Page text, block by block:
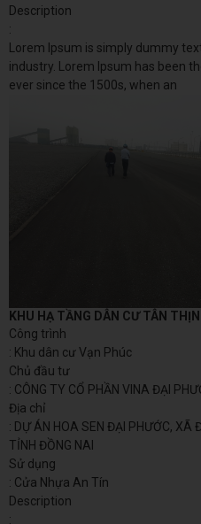
Description
:
Lorem Ipsum is simply dummy
industry. Lorem Ipsum has been
ever since the 1500s, when an
KHU HẠ TẦNG DÂN CƯ TÂN
Công trình
: Khu dân cư Vạn Phúc
Chủ đầu tư
: CÔNG TY CỔ PHẦN VINA ĐẠI
Địa chỉ
: DỰ ÁN HOA SEN ĐẠI PHƯỚC, XÃ
TỈNH ĐỒNG NAI
Sử dụng
: Cửa Nhựa An Tín
Description
: